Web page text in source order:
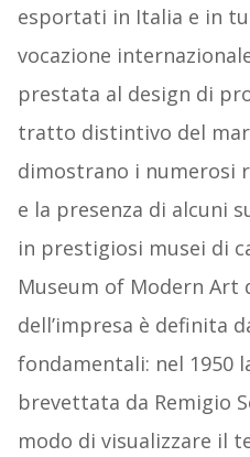
esportati in Italia e in
vocazione
prestata al design di
tratto distintivo del
dimostrano i numerosi
e la presenza di alcuni
in prestigiosi musei di
Museum of Modern Art
dell’impresa è definita
fondamentali: nel 1950
brevettata da Remigio
modo di visualizzare il